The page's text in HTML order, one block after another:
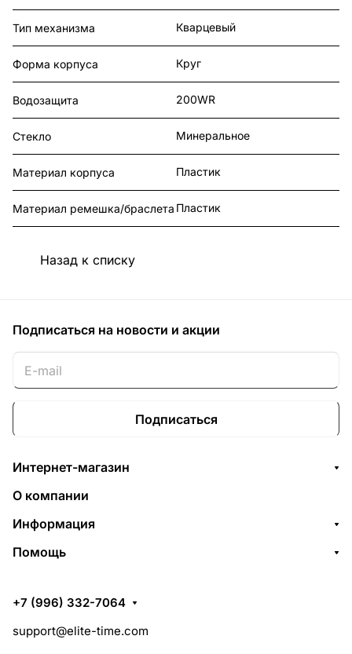
Тип механизма Кварцевый
Форма корпуса Круг
Водозащита 200WR
Стекло Минеральное
Материал корпуса Пластик
Материал ремешка/браслета Пластик
Назад к списку
Подписаться на новости и акции
Подписаться
Интернет-магазин
О компании
Информация
Помощь
+7 (996) 332-7064
support@elite-time.com